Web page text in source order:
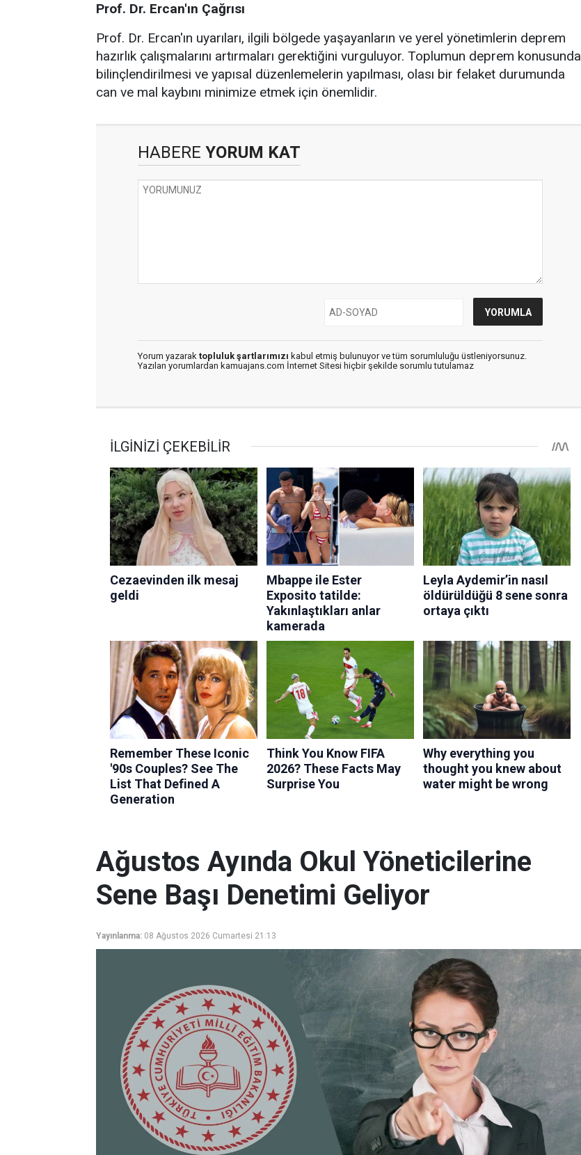
Prof. Dr. Ercan'ın Çağrısı
Prof. Dr. Ercan'ın uyarıları, ilgili bölgede yaşayanların ve yerel yönetimlerin deprem
hazırlık çalışmalarını artırmaları gerektiğini vurguluyor. Toplumun deprem konusunda
bilinçlendirilmesi ve yapısal düzenlemelerin yapılması, olası bir felaket durumunda
can ve mal kaybını minimize etmek için önemlidir.
HABERE YORUM KAT
Yorum yazarak topluluk şartlarımızı kabul etmiş bulunuyor ve tüm sorumluluğu üstleniyorsunuz.
Yazılan yorumlardan kamuajans.com İnternet Sitesi hiçbir şekilde sorumlu tutulamaz
Ağustos Ayında Okul Yöneticilerine
Sene Başı Denetimi Geliyor
Yayınlanma: 08 Ağustos 2026 Cumartesi 21:13